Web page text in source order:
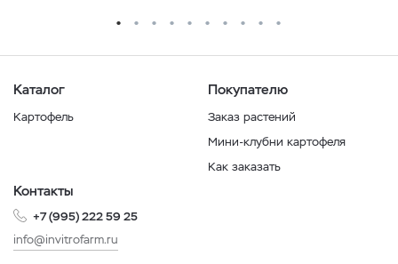
Каталог
Картофель
Покупателю
Заказ растений
Мини-клубни картофеля
Как заказать
Контакты
+7 (995) 222 59 25
info@invitrofarm.ru